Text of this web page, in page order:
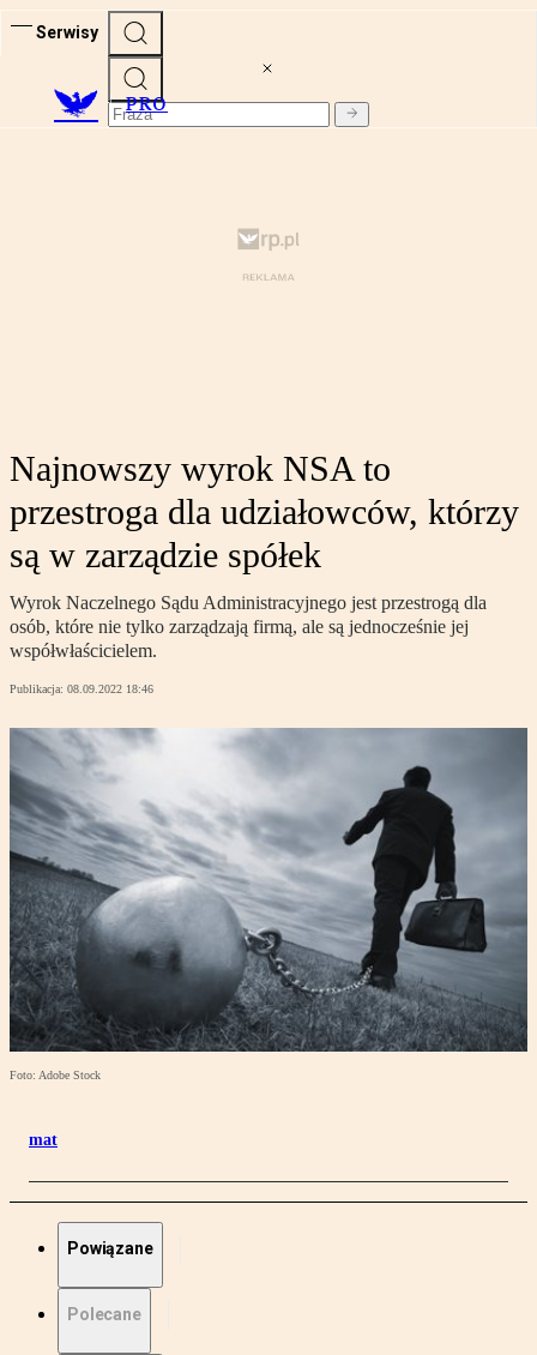
Serwisy
PRO
Najnowszy wyrok NSA to
przestroga dla udziałowców, którzy
są w zarządzie spółek
Wyrok Naczelnego Sądu Administracyjnego jest przestrogą dla
osób, które nie tylko zarządzają firmą, ale są jednocześnie jej
współwłaścicielem.
Publikacja: 08.09.2022 18:46
Foto: Adobe Stock
mat
Powiązane
Polecane